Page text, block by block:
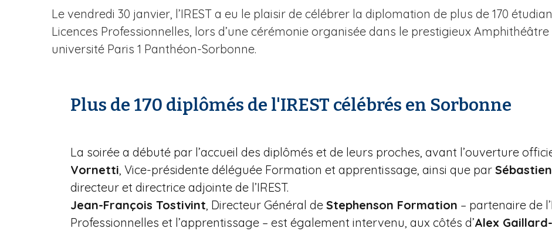
Le vendredi 30 janvier, l’IREST a eu le plaisir de célébrer la diplomation de plus de 170
Licences Professionnelles, lors d’une cérémonie organisée dans le prestigieux
université Paris 1 Panthéon-Sorbonne.
Plus de 170 diplômés de l'IREST célébrés en Sorbonne
La soirée a débuté par l’accueil des diplômés et de leurs proches, avant l’ouverture
Vornetti, Vice-présidente déléguée Formation et apprentissage, ainsi que par
directeur et directrice adjointe de l’IREST.
Jean-François Tostivint, Directeur Général de Stephenson Formation – partenaire de
Professionnelles et l’apprentissage – est également intervenu, aux côtés d’Alex